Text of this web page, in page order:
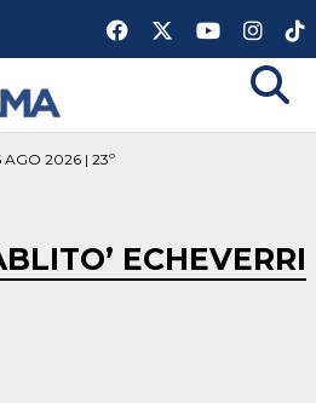
AGO 2026 | 23º
ECHEVERRI